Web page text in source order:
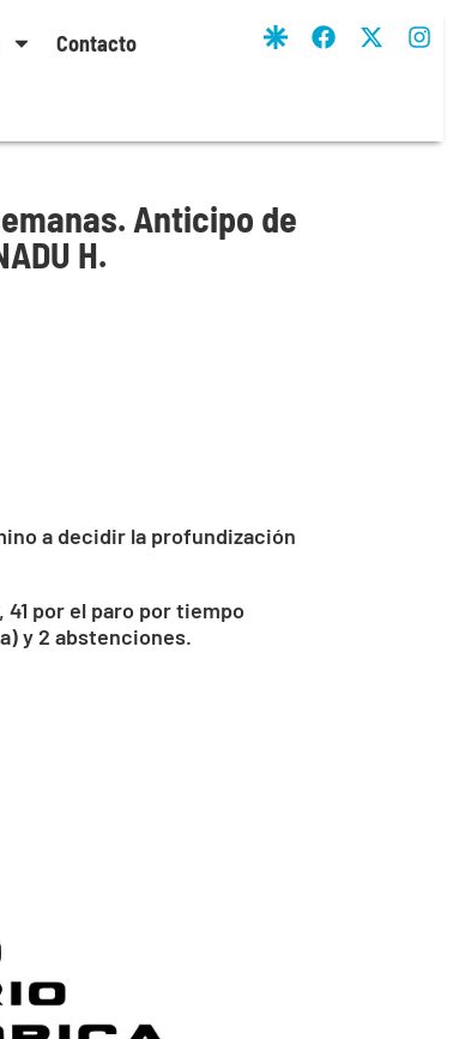
Contacto
Anticipo de
H.
a decidir la profundización
por el paro por tiempo
y 2 abstenciones.